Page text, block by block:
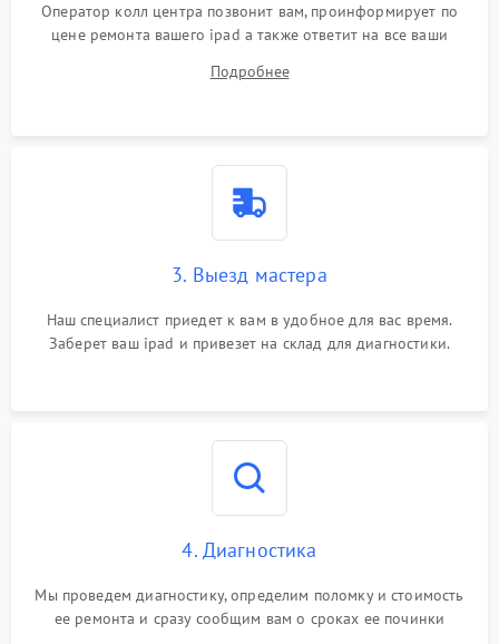
Питание и аккумулятор
Оператор колл центра позвонит вам, проинформирует по
цене ремонта вашего ipad а также ответит на все ваши
Подробнее
3. Выезд мастера
Наш специалист приедет к вам в удобное для вас время.
Заберет ваш ipad и привезет на склад для диагностики.
4. Диагностика
Мы проведем диагностику, определим поломку и стоимость
ее ремонта и сразу сообщим вам о сроках ее починки